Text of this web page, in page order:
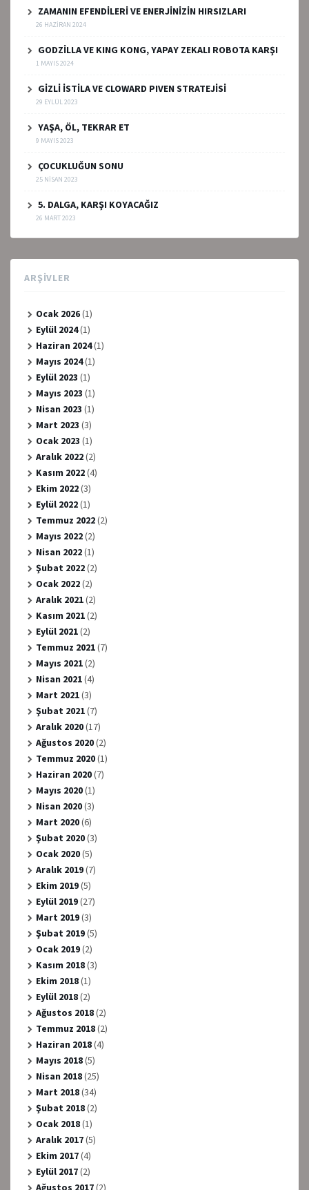
ZAMANIN EFENDİLERİ VE ENERJİNİZİN HIRSIZLARI
26 HAZIRAN 2024
GODZİLLA VE KING KONG, YAPAY ZEKALI ROBOTA KARŞI
1 MAYIS 2024
GİZLİ İSTİLA VE CLOWARD PIVEN STRATEJİSİ
29 EYLÜL 2023
YAŞA, ÖL, TEKRAR ET
9 MAYIS 2023
ÇOCUKLUĞUN SONU
25 NISAN 2023
5. DALGA, KARŞI KOYACAĞIZ
26 MART 2023
ARŞIVLER
Ocak 2026(1)
Eylül 2024(1)
Haziran 2024(1)
Mayıs 2024(1)
Eylül 2023 (1)
Mayıs 2023 (1)
Nisan 2023 (1)
Mart 2023 (3)
Ocak 2023 (1)
Aralık 2022(2)
Kasım 2022(4)
Ekim 2022(3)
Eylül 2022(1)
Temmuz 2022(2)
Mayıs 2022(2)
Nisan 2022(1)
Şubat 2022(2)
Ocak 2022(2)
Aralık 2021(2)
Kasım 2021(2)
Eylül 2021(2)
Temmuz 2021(7)
Mayıs 2021(2)
Nisan 2021(4)
Mart 2021(3)
Şubat 2021(7)
Aralık 2020(17)
Ağustos 2020(2)
Temmuz 2020(1)
Haziran 2020(7)
Mayıs 2020(1)
Nisan 2020(3)
Mart 2020(6)
Şubat 2020(3)
Ocak 2020(5)
Aralık 2019(7)
Ekim 2019(5)
Eylül 2019(27)
Mart 2019(3)
Şubat 2019(5)
Ocak 2019(2)
Kasım 2018(3)
Ekim 2018(1)
Eylül 2018(2)
Ağustos 2018(2)
Temmuz 2018(2)
Haziran 2018(4)
Mayıs 2018(5)
Nisan 2018(25)
Mart 2018(34)
Şubat 2018(2)
Ocak 2018(1)
Aralık 2017(5)
Ekim 2017(4)
Eylül 2017(2)
Ağustos 2017(2)